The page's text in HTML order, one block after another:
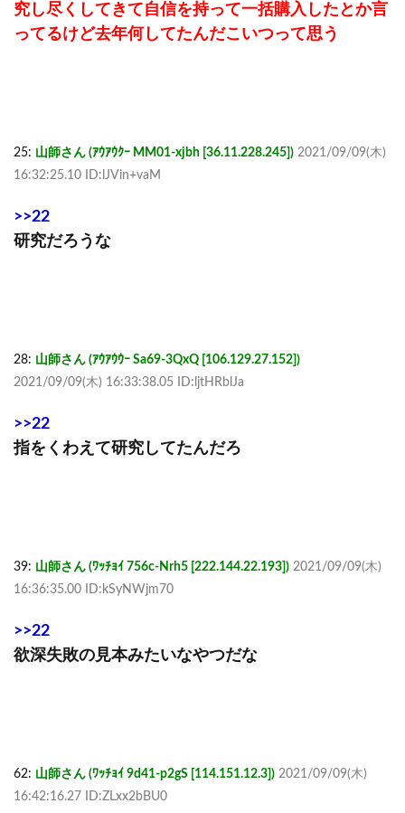
究し尽くしてきて自信を持って一括購入したとか言
ってるけど去年何してたんだこいつって思う
25: 山師さん (ｱｳｱｳｸｰ MM01-xjbh [36.11.228.245]) 2021/09/09(木)
16:32:25.10 ID:lJVin+vaM
>>22
研究だろうな
28: 山師さん (ｱｳｱｳｳｰ Sa69-3QxQ [106.129.27.152])
2021/09/09(木) 16:33:38.05 ID:ljtHRblJa
>>22
指をくわえて研究してたんだろ
39: 山師さん (ﾜｯﾁｮｲ 756c-Nrh5 [222.144.22.193]) 2021/09/09(木)
16:36:35.00 ID:kSyNWjm70
>>22
欲深失敗の見本みたいなやつだな
62: 山師さん (ﾜｯﾁｮｲ 9d41-p2gS [114.151.12.3]) 2021/09/09(木)
16:42:16.27 ID:ZLxx2bBU0